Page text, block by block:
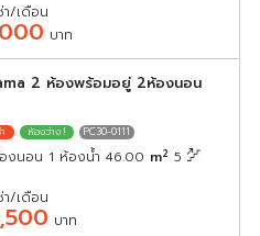
า/เดือน
บาท
2 ห้องพร้อมอยู่ 2ห้องนอน
PC30-0111
งนอน 1 ห้องน้ำ 46.00 m2 5
า/เดือน
บาท